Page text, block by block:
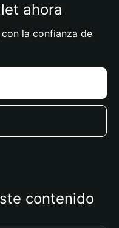
ahora
la confianza de
contenido